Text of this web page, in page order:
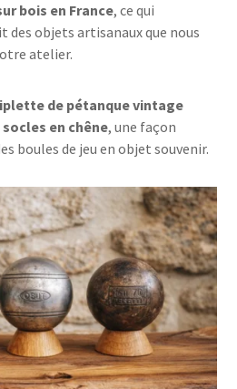
bois en France, ce qui
des objets artisanaux que nous
atelier.
de pétanque vintage
en chêne, une façon
boules de jeu en objet souvenir.